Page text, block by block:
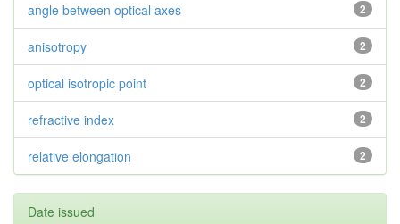
2
angle between optical axes
2
anisotropy
2
optical isotropic point
2
refractive index
2
relative elongation
Date issued